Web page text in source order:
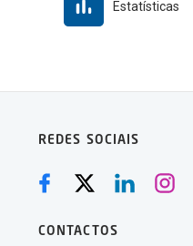
Estatísticas
REDES SOCIAIS
CONTACTOS